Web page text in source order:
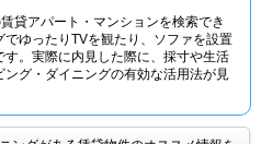
貸アパート・マンションを検索でき
ゆったりTVを観たり、ソファを設置
。実際に内見した際に、採寸や生活
グ・ダイニングの有効な活用法が見